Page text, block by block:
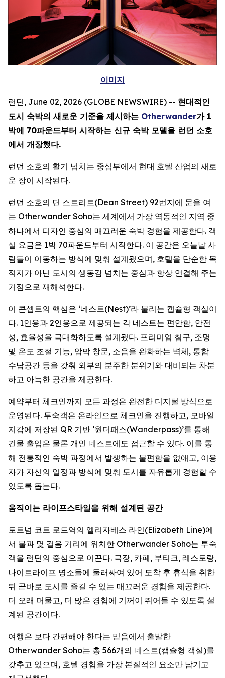
이미지
런던, June 02, 2026 (GLOBE NEWSWIRE) -- 현대적인
도시 숙박의 새로운 기준을 제시하는 Otherwander가 1
박에 70파운드부터 시작하는 신규 숙박 모델을 런던 소호
에서 개장했다.
런던 소호의 활기 넘치는 중심부에서 현대 호텔 산업의 새로
운 장이 시작된다.
런던 소호의 딘 스트리트(Dean Street) 92번지에 문을 여
는 Otherwander Soho는 세계에서 가장 역동적인 지역 중
하나에서 디자인 중심의 매끄러운 숙박 경험을 제공한다. 객
실 요금은 1박 70파운드부터 시작한다. 이 공간은 오늘날 사
람들이 이동하는 방식에 맞춰 설계됐으며, 호텔을 단순한 목
적지가 아닌 도시의 생동감 넘치는 중심과 항상 연결해 주는
거점으로 재해석한다.
이 콘셉트의 핵심은 ‘네스트(Nest)’라 불리는 캡슐형 객실이
다. 1인용과 2인용으로 제공되는 각 네스트는 편안함, 안전
성, 효율성을 극대화하도록 설계됐다. 프리미엄 침구, 조명
및 온도 조절 기능, 암막 창문, 소음을 완화하는 벽체, 통합
수납공간 등을 갖춰 외부의 분주한 분위기와 대비되는 차분
하고 아늑한 공간을 제공한다.
예약부터 체크인까지 모든 과정은 완전한 디지털 방식으로
운영된다. 투숙객은 온라인으로 체크인을 진행하고, 모바일
지갑에 저장된 QR 기반 ‘원더패스(Wanderpass)’를 통해
건물 출입은 물론 개인 네스트에도 접근할 수 있다. 이를 통
해 전통적인 숙박 과정에서 발생하는 불편함을 없애고, 이용
자가 자신의 일정과 방식에 맞춰 도시를 자유롭게 경험할 수
있도록 돕는다.
움직이는 라이프스타일을 위해 설계된 공간
토트넘 코트 로드역의 엘리자베스 라인(Elizabeth Line)에
서 불과 몇 걸음 거리에 위치한 Otherwander Soho는 투숙
객을 런던의 중심으로 이끈다. 극장, 카페, 부티크, 레스토랑,
나이트라이프 명소들에 둘러싸여 있어 도착 후 휴식을 취한
뒤 곧바로 도시를 즐길 수 있는 매끄러운 경험을 제공한다.
더 오래 머물고, 더 많은 경험에 기꺼이 뛰어들 수 있도록 설
계된 공간이다.
여행은 보다 간편해야 한다는 믿음에서 출발한
Otherwander Soho는 총 566개의 네스트(캡슐형 객실)를
갖추고 있으며, 호텔 경험을 가장 본질적인 요소만 남기고